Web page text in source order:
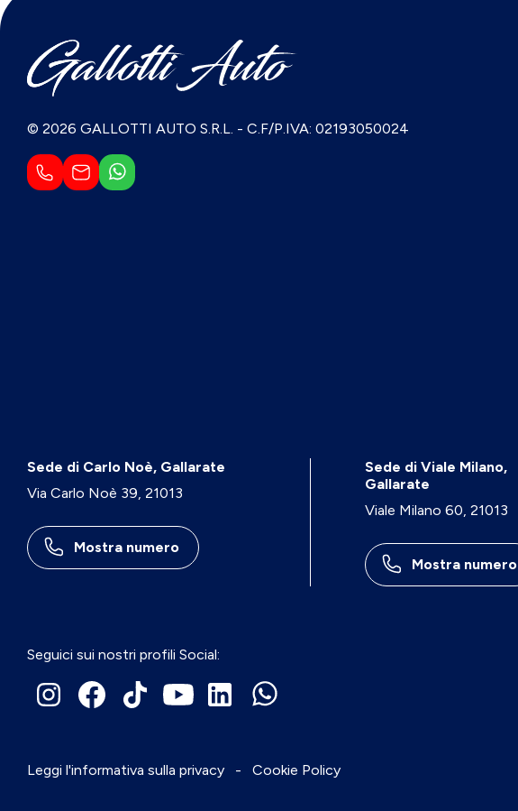
© 2026 GALLOTTI AUTO S.R.L. - C.F/P.IVA: 02193050024
Sede di Carlo Noè, Gallarate
Via Carlo Noè 39, 21013
Mostra numero
Sede di Viale Milano,
Gallarate
Viale Milano 60, 21013
Mostra numero
Seguici sui nostri profili Social:
Leggi l'informativa sulla privacy - Cookie Policy